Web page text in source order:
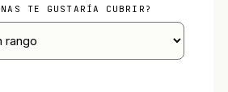
TE GUSTARÍA CUBRIR?